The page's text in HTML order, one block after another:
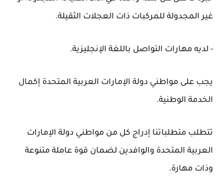
غير المجدولة للمركبات ذات العجلات الثقيلة.
- لديه مهارات التواصل باللغة الإنجليزية.
يجب على مواطني دولة الإمارات العربية المتحدة إكمال
الخدمة الوطنية.
تتطلب متطلباتنا إدراج كل من مواطني دولة الإمارات
العربية المتحدة والوافدين لضمان قوة عاملة متنوعة
وذات مهارة.